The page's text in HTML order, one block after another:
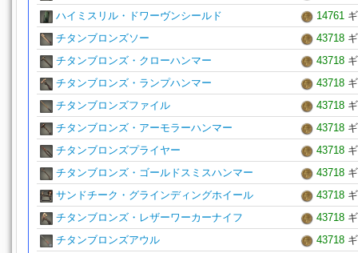
ハイミスリル・ドワーヴンシールド
14761
チタンブロンズソー
43718
チタンブロンズ・クローハンマー
43718
チタンブロンズ・ランプハンマー
43718
チタンブロンズファイル
43718
チタンブロンズ・アーモラーハンマー
43718
チタンブロンズプライヤー
43718
チタンブロンズ・ゴールドスミスハンマー
43718
サンドチーク・グラインディングホイール
43718
チタンブロンズ・レザーワーカーナイフ
43718
チタンブロンズアウル
43718